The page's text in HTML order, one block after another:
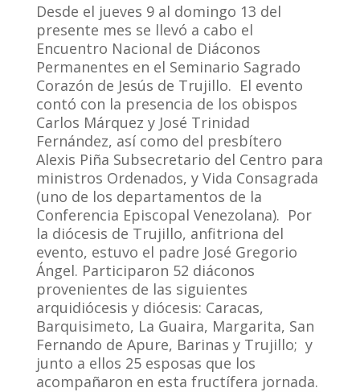
Desde el jueves 9 al domingo 13 del
presente mes se llevó a cabo el
Encuentro Nacional de Diáconos
Permanentes en el Seminario Sagrado
Corazón de Jesús de Trujillo. El evento
contó con la presencia de los obispos
Carlos Márquez y José Trinidad
Fernández, así como del presbítero
Alexis Piña Subsecretario del Centro para
ministros Ordenados, y Vida Consagrada
(uno de los departamentos de la
Conferencia Episcopal Venezolana). Por
la diócesis de Trujillo, anfitriona del
evento, estuvo el padre José Gregorio
Ángel. Participaron 52 diáconos
provenientes de las siguientes
arquidiócesis y diócesis: Caracas,
Barquisimeto, La Guaira, Margarita, San
Fernando de Apure, Barinas y Trujillo; y
junto a ellos 25 esposas que los
acompañaron en esta fructífera jornada.